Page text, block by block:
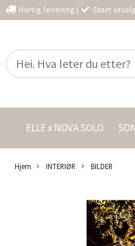
Hurtig levering | Stort
ELLE x NOVA SOLO
Hjem INTERIØR BILDER